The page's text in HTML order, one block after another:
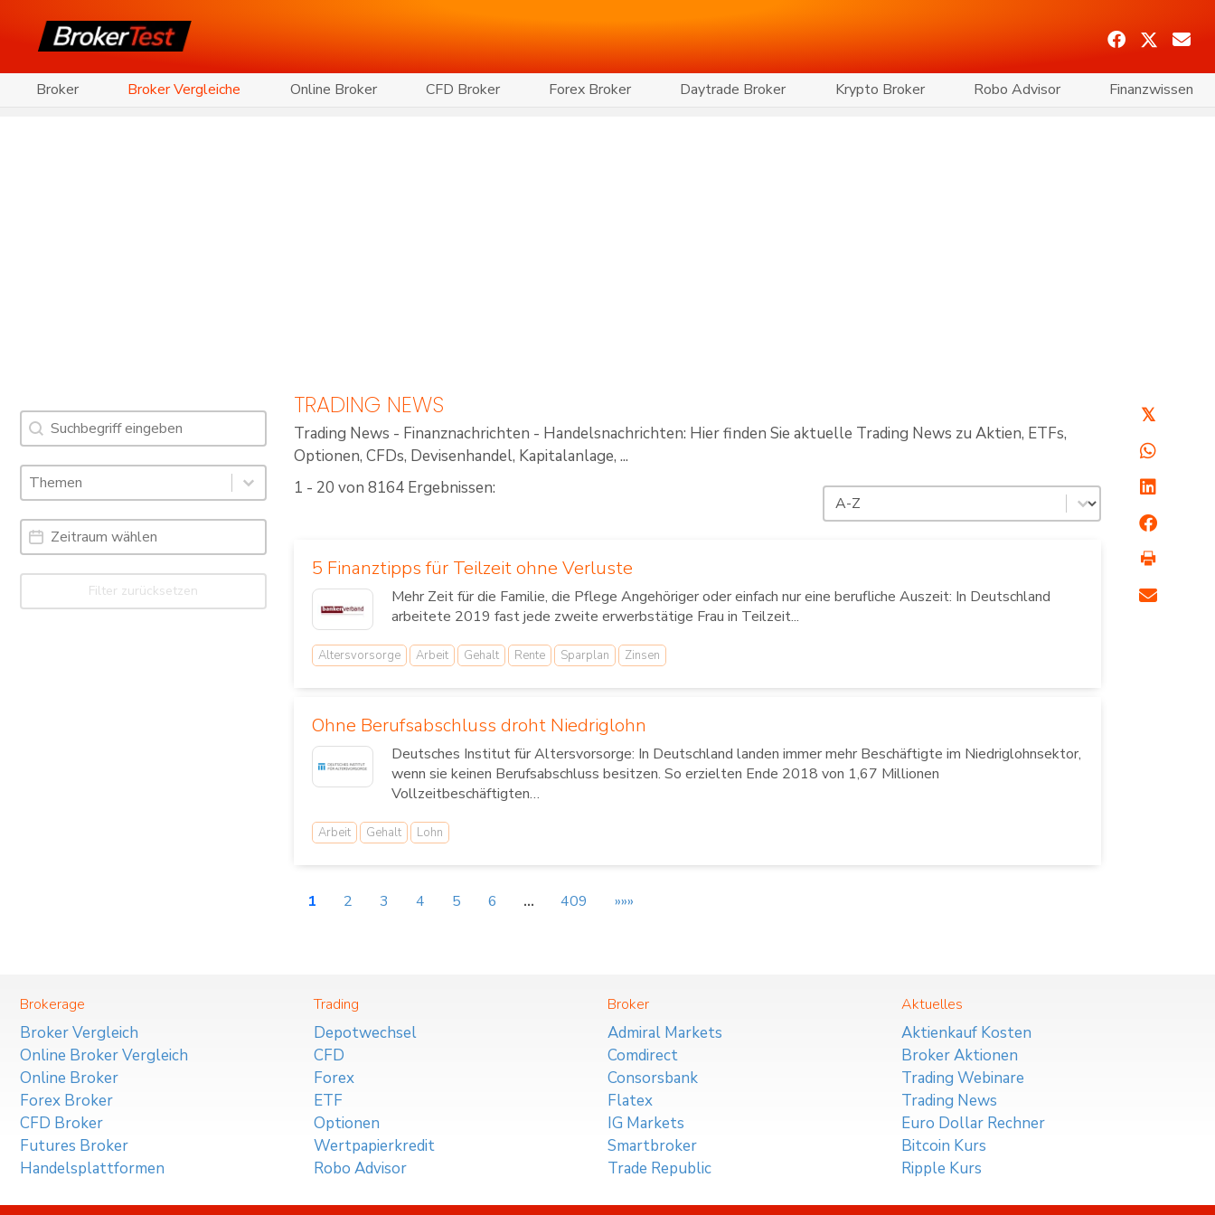
Broker Broker Vergleiche Online Broker CFD Broker Forex Broker Daytrade Broker Krypto Broker Robo Advisor Finanzwissen
Suche
Search content
Schlagworte: Trading News & Webinare
Select content
Select content
Date Range
Date
Filter zurücksetzen
TRADING NEWS
Trading News - Finanznachrichten - Handelsnachrichten: Hier finden Sie aktuelle Trading News zu Aktien, ETFs,
Optionen, CFDs, Devisenhandel, Kapitalanlage, ...
1 - 20 von 8164 Ergebnissen:
Sortierung
Sort content
5 Finanztipps für Teilzeit ohne Verluste
Mehr Zeit für die Familie, die Pflege Angehöriger oder einfach nur eine berufliche Auszeit: In Deutschland
arbeitete 2019 fast jede zweite erwerbstätige Frau in Teilzeit...
Altersvorsorge Arbeit Gehalt Rente Sparplan Zinsen
Ohne Berufsabschluss droht Niedriglohn
Deutsches Institut für Altersvorsorge: In Deutschland landen immer mehr Beschäftigte im Niedriglohnsektor,
wenn sie keinen Berufsabschluss besitzen. So erzielten Ende 2018 von 1,67 Millionen
Vollzeitbeschäftigten…
Arbeit Gehalt Lohn
1 2 3 4 5 6 … 409 »»»
𝕏
Brokerage
Broker Vergleich
Online Broker Vergleich
Online Broker
Forex Broker
CFD Broker
Futures Broker
Handelsplattformen
Trading
Depotwechsel
CFD
Forex
ETF
Optionen
Wertpapierkredit
Robo Advisor
Broker
Admiral Markets
Comdirect
Consorsbank
Flatex
IG Markets
Smartbroker
Trade Republic
Aktuelles
Aktienkauf Kosten
Broker Aktionen
Trading Webinare
Trading News
Euro Dollar Rechner
Bitcoin Kurs
Ripple Kurs